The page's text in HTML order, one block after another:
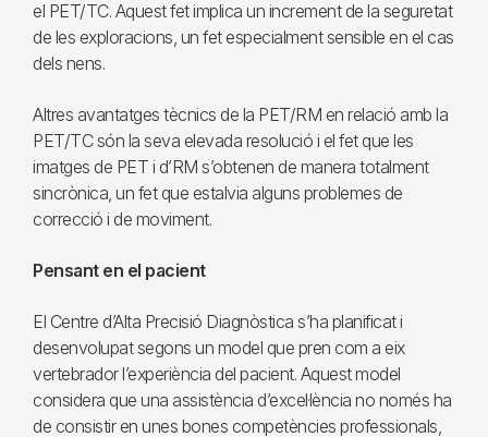
el PET/TC. Aquest fet implica un increment de la seguretat
de les exploracions, un fet especialment sensible en el cas
dels nens.
Altres avantatges tècnics de la PET/RM en relació amb la
PET/TC són la seva elevada resolució i el fet que les
imatges de PET i d’RM s’obtenen de manera totalment
sincrònica, un fet que estalvia alguns problemes de
correcció i de moviment.
Pensant en el pacient
El Centre d’Alta Precisió Diagnòstica s’ha planificat i
desenvolupat segons un model que pren com a eix
vertebrador l’experiència del pacient. Aquest model
considera que una assistència d’excel·lència no només ha
de consistir en unes bones competències professionals,